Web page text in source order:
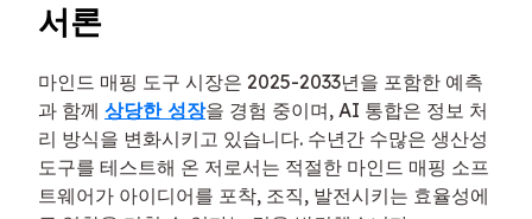
서론
마인드 매핑 도구 시장은 2025-2033년을 포함한 예측
과 함께 상당한 성장을 경험 중이며, AI 통합은 정보 처
리 방식을 변화시키고 있습니다. 수년간 수많은 생산성
도구를 테스트해 온 저로서는 적절한 마인드 매핑 소프
트웨어가 아이디어를 포착, 조직, 발전시키는 효율성에